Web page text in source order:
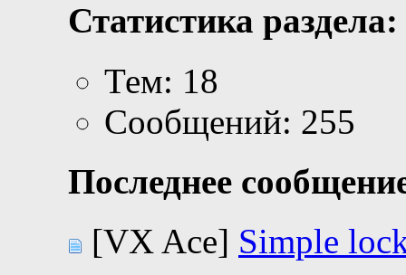
Статистика раздела:
Тем: 18
Сообщений: 255
Последнее
[VX Ace] Simple